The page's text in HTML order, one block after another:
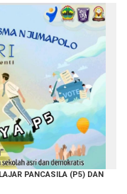
PANCASILA (P5) DAN